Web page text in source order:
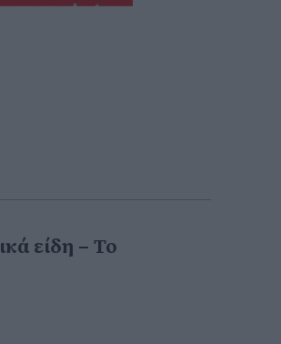
είδη – Το